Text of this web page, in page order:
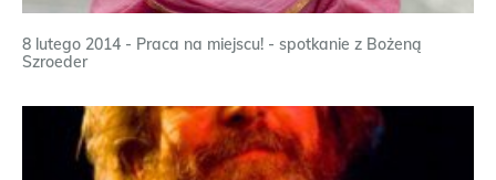
8 lutego 2014 - Praca na miejscu! - spotkanie z Bożeną
Szroeder